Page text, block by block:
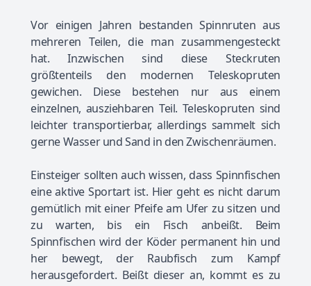
Vor einigen Jahren bestanden Spinnruten aus
mehreren Teilen, die man zusammengesteckt
hat. Inzwischen sind diese Steckruten
größtenteils den modernen Teleskopruten
gewichen. Diese bestehen nur aus einem
einzelnen, ausziehbaren Teil. Teleskopruten sind
leichter transportierbar, allerdings sammelt sich
gerne Wasser und Sand in den Zwischenräumen.
Einsteiger sollten auch wissen, dass Spinnfischen
eine aktive Sportart ist. Hier geht es nicht darum
gemütlich mit einer Pfeife am Ufer zu sitzen und
zu warten, bis ein Fisch anbeißt. Beim
Spinnfischen wird der Köder permanent hin und
her bewegt, der Raubfisch zum Kampf
herausgefordert. Beißt dieser an, kommt es zu